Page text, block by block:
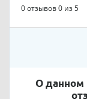
0 отзывов0 из 5
О данном